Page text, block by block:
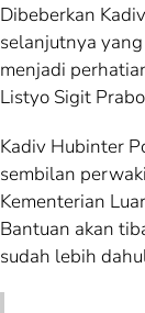
Dibeberkan
selanjutnya
menjadi
Listyo Sigit
Kadiv Hubinter
sembilan
Kementerian
Bantuan akan
sudah lebih